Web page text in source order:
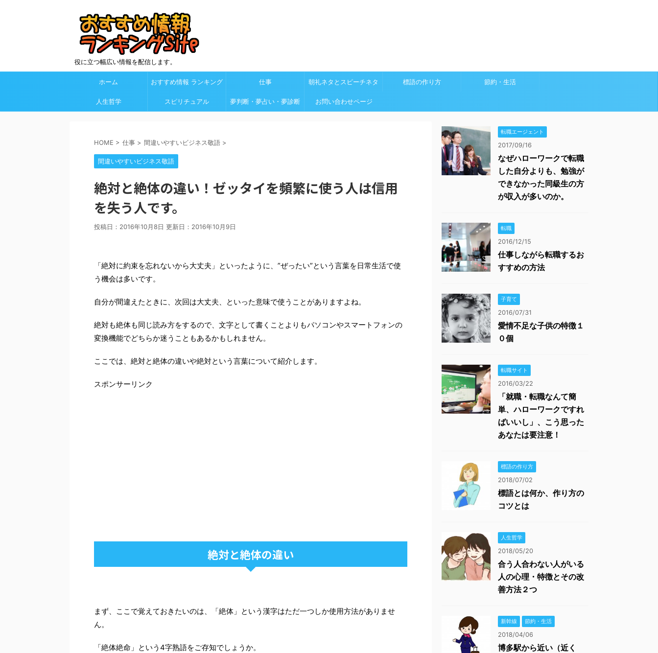
役に立つ幅広い情報を配信します。
ホーム おすすめ情報 ランキング
Site カテゴリ欄
仕事 朝礼ネタとスピーチネタ 標語の作り方 節約・生活
人生哲学 スピリチュアル 夢判断・夢占い・夢診断 お問い合わせページ
HOME > 仕事 > 間違いやすいビジネス敬語 >
間違いやすいビジネス敬語
絶対と絶体の違い！ゼッタイを頻繁に使う人は信用
を失う人です。
投稿日：2016年10月8日 更新日： 2016年10月9日
「絶対に約束を忘れないから大丈夫」といったように、”ぜったい”という言葉を日常生活で使
う機会は多いです。
自分が間違えたときに、次回は大丈夫、といった意味で使うことがありますよね。
絶対も絶体も同じ読み方をするので、文字として書くことよりもパソコンやスマートフォンの
変換機能でどちらか迷うこともあるかもしれません。
ここでは、絶対と絶体の違いや絶対という言葉について紹介します。
スポンサーリンク
絶対と絶体の違い
まず、ここで覚えておきたいのは、「絶体」という漢字はただ一つしか使用方法がありませ
ん。
「絶体絶命」という4字熟語をご存知でしょうか。
転職エージェント
2017/09/16
なぜハローワークで転職
した自分よりも、勉強が
できなかった同級生の方
が収入が多いのか。
転職
2016/12/15
仕事しながら転職するお
すすめの方法
子育て
2016/07/31
愛情不足な子供の特徴１
０個
転職サイト
2016/03/22
「就職・転職なんて簡
単、ハローワークですれ
ばいいし」、こう思った
あなたは要注意！
標語の作り方
2018/07/02
標語とは何か、作り方の
コツとは
人生哲学
2018/05/20
合う人合わない人がいる
人の心理・特徴とその改
善方法２つ
新幹線 節約・生活
2018/04/06
博多駅から近い（近く